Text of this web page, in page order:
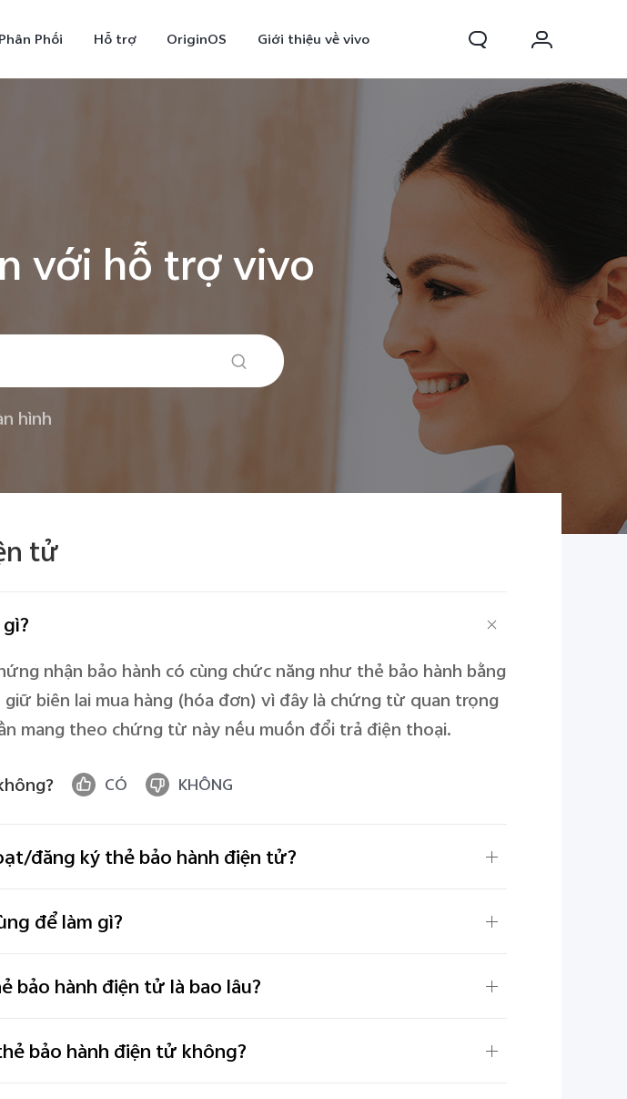
Phối Hỗ trợ OriginOS Giới thiệu về vivo
Y31d mới
với hỗ trợ vivo
hình
tử
nhận bảo hành có cùng chức năng như thẻ bảo hành bằng
giữ biên lai mua hàng (hóa đơn) vì đây là chứng từ quan trọng
mang theo chứng từ này nếu muốn đổi trả điện thoại.
CÓ KHÔNG
đăng ký thẻ bảo hành điện tử?
để làm gì?
bảo hành điện tử là bao lâu?
bảo hành điện tử không?